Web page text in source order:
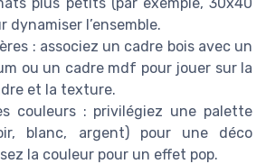
dynamiser l’ensemble.
: associez un cadre bois avec un
ou un cadre mdf pour jouer sur la
et la texture.
couleurs : privilégiez une palette
blanc, argent) pour une déco
la couleur pour un effet pop.